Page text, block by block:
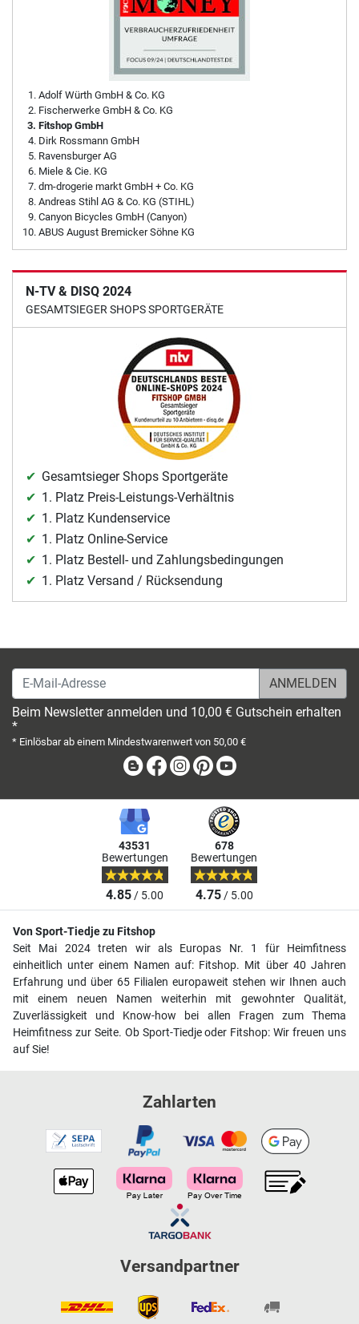
Adolf Würth GmbH & Co. KG
Fischerwerke GmbH & Co. KG
Fitshop GmbH
Dirk Rossmann GmbH
Ravensburger AG
Miele & Cie. KG
dm-drogerie markt GmbH + Co. KG
Andreas Stihl AG & Co. KG (STIHL)
Canyon Bicycles GmbH (Canyon)
ABUS August Bremicker Söhne KG
N-TV & DISQ 2024
GESAMTSIEGER SHOPS SPORTGERÄTE
Gesamtsieger Shops Sportgeräte
1. Platz Preis-Leistungs-Verhältnis
1. Platz Kundenservice
1. Platz Online-Service
1. Platz Bestell- und Zahlungsbedingungen
1. Platz Versand / Rücksendung
E-Mail-Adresse
Beim Newsletter anmelden und 10,00 € Gutschein erhalten
*
* Einlösbar ab einem Mindestwarenwert von 50,00 €
BlogFacebook
Instagram
Pinterest
43531
Bewertungen
4.85/ 5.00
678
Bewertungen
4.75/ 5.00
Von Sport-Tiedje zu Fitshop
Seit Mai 2024 treten wir als Europas Nr. 1 für Heimfitness
einheitlich unter einem Namen auf: Fitshop. Mit über 40 Jahren
Erfahrung und über 65 Filialen europaweit stehen wir Ihnen auch
mit einem neuen Namen weiterhin mit gewohnter Qualität,
Zuverlässigkeit und Know-how bei allen Fragen zum Thema
Heimfitness zur Seite. Ob Sport-Tiedje oder Fitshop: Wir freuen uns
auf Sie!
Zahlarten
Versandpartner